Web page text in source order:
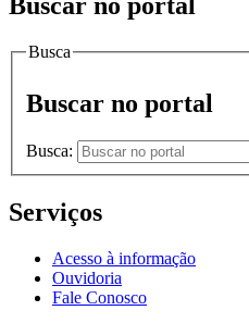
Busca
Buscar no portal
Busca:
Serviços
Acesso à informação
Ouvidoria
Fale Conosco